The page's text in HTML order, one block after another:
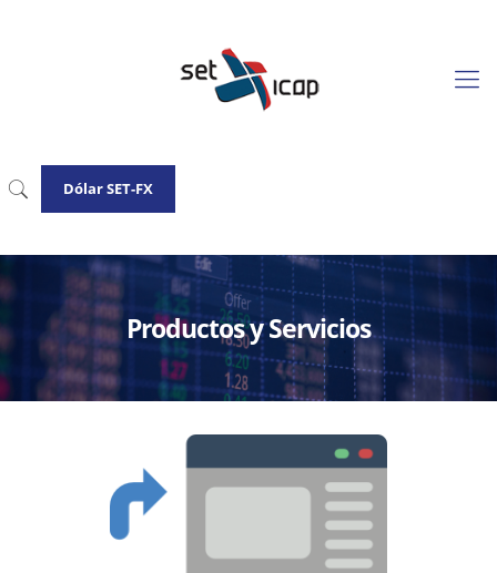
Dólar SET-FX
Productos y Servicios